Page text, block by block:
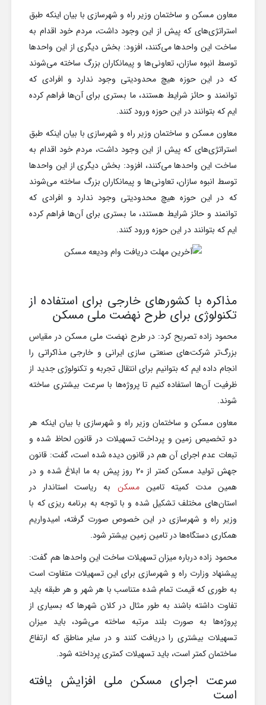
معاون مسکن و ساختمان وزیر راه و شهرسازی با بیان اینکه طبق
استراتژی‌های که پیش از این وجود داشت، مردم خود اقدام به
ساخت این واحد‌ها می‌کنند، افزود: بخش دیگری از این واحد‌ها
توسط انبوه سازان، تعاونی‌ها و پیمانکاران بزرگ ساخته می‌شوند
که در این حوزه هیچ محدودیتی وجود ندارد و افرادی که
توانمند و حائز شرایط هستند، ما بستری برای آن‌ها فراهم کرده
ایم که بتوانند در این حوزه ورود کنند.
معاون مسکن و ساختمان وزیر راه و شهرسازی با بیان اینکه طبق
استراتژی‌های که پیش از این وجود داشت، مردم خود اقدام به
ساخت این واحد‌ها می‌کنند، افزود: بخش دیگری از این واحد‌ها
توسط انبوه سازان، تعاونی‌ها و پیمانکاران بزرگ ساخته می‌شوند
که در این حوزه هیچ محدودیتی وجود ندارد و افرادی که
توانمند و حائز شرایط هستند، ما بستری برای آن‌ها فراهم کرده
ایم که بتوانند در این حوزه ورود کنند.
مذاکره با کشور‌های خارجی برای استفاده از
تکنولوژی برای طرح نهضت ملی مسکن
محمود زاده تصریح کرد: در طرح نهضت ملی مسکن در مقیاس
بزرگ‌تر شرکت‌های صنعتی سازی ایرانی و خارجی مذاکراتی را
انجام داده ایم که بتوانیم برای انتقال تجربه و تکنولوژی جدید از
ظرفیت آن‌ها استفاده کنیم تا پروژه‌ها با سرعت بیشتری ساخته
شوند.
معاون مسکن و ساختمان وزیر راه و شهرسازی با بیان اینکه هر
دو تخصیص زمین و پرداخت تسهیلات در قانون لحاظ شده و
تبعات عدم اجرای آن هم در قانون دیده شده است، گفت: قانون
جهش تولید مسکن کمتر از ۲۰ روز پیش به ما ابلاغ شده و در
همین مدت کمیته تامینمسکن به ریاست استاندار در
استان‌های مختلف تشکیل شده و با توجه به برنامه ریزی که با
وزیر راه و شهرسازی در این خصوص صورت گرفته، امیدواریم
همکاری دستگا‌ه‌ها در تامین زمین بیشتر شود.
محمود زاده درباره میزان تسهیلات ساخت این واحد‌ها هم گفت:
پیشنهاد وزارت راه و شهرسازی برای این تسهیلات متفاوت است
به طوری که قیمت تمام شده متناسب با هر شهر و هر طبقه باید
تفاوت داشته باشند به طور مثال در کلان شهر‌ها که بسیاری از
پروژه‌ها به صورت بلند مرتبه ساخته می‌شود، باید میزان
تسهیلات بیشتری را دریافت کنند و در سایر مناطق که ارتفاع
ساختمان کمتر است، باید تسهیلات کمتری پرداخته شود.
سرعت اجرای مسکن ملی افزایش یافته
است